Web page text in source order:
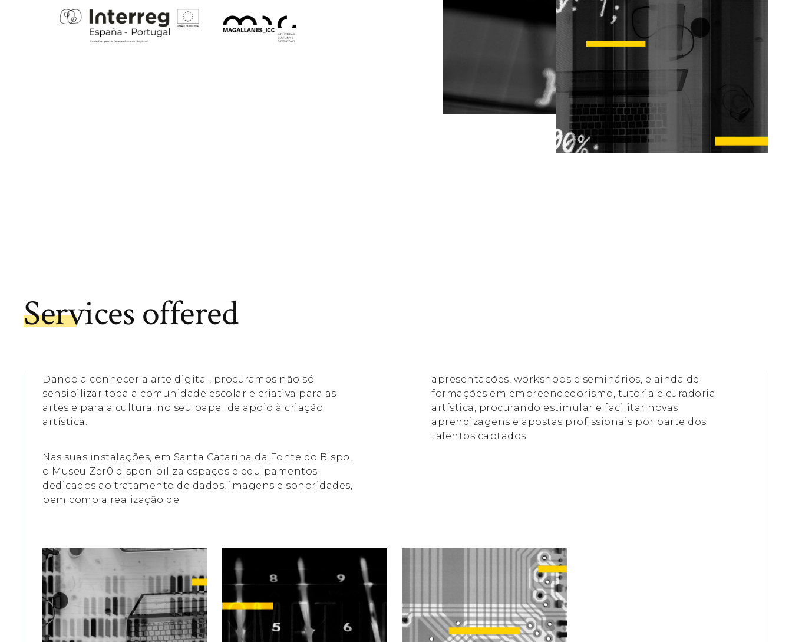
Services offered
Dando a conhecer a arte digital, procuramos não só
sensibilizar toda a comunidade escolar e criativa para as
artes e para a cultura, no seu papel de apoio à criação
artística.
Nas suas instalações, em Santa Catarina da Fonte do Bispo,
o Museu Zer0 disponibiliza espaços e equipamentos
dedicados ao tratamento de dados, imagens e sonoridades,
bem como a realização de
apresentações, workshops e seminários, e ainda de
formações em empreendedorismo, tutoria e curadoria
artística, procurando estimular e facilitar novas
aprendizagens e apostas profissionais por parte dos
talentos captados.